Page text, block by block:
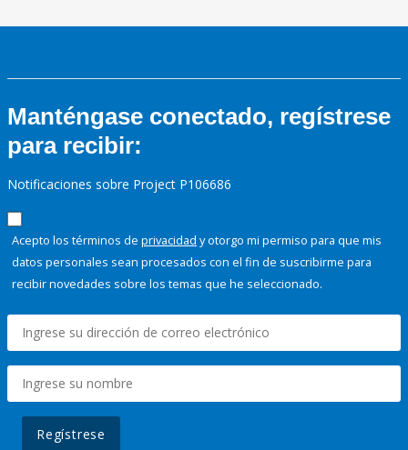
Manténgase conectado, regístrese
para recibir:
Notificaciones sobre Project P106686
Acepto los términos de privacidad y otorgo mi permiso para que mis
datos personales sean procesados con el fin de suscribirme para
recibir novedades sobre los temas que he seleccionado.
Regístrese